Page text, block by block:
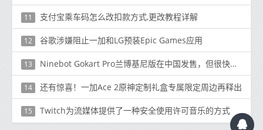
11 支付宝乘车码怎么改扣款方式,更改教程详解
12 谷歌涉嫌阻止一加和LG预装Epic Games应用
13 Ninebot Gokart Pro兰博基尼版在中国发售，但很快售罄
14 还有惊喜！一加Ace 2原神定制礼盒专属限定周边再释出
15 Twitch为流媒体提供了一种安全使用许可音乐的方式